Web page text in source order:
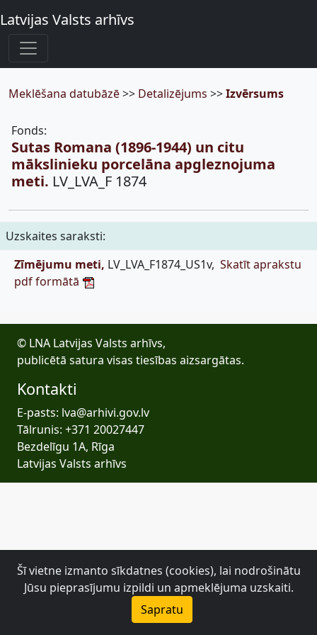
Latvijas Valsts arhīvs
Meklēšana datubāzē>> Detalizējums >>Izvērsums
Fonds:
Sutas Romana (1896-1944) un citu
mākslinieku porcelāna apgleznojuma
meti. LV_LVA_F 1874
Uzskaites saraksti:
Zīmējumu meti, LV_LVA_F1874_US1v, Skatīt aprakstu
pdf formātā
© LNA Latvijas Valsts arhīvs,
publicētā satura visas tiesības aizsargātas.
Kontakti
E-pasts: lva@arhivi.gov.lv
Tālrunis: +371 20027447
Bezdelīgu 1A, Rīga
Latvijas Valsts arhīvs
Šī vietne izmanto sīkdatnes (cookies), lai nodrošinātu
Jūsu pieprasījumu izpildi un apmeklējuma uzskaiti.
Sapratu